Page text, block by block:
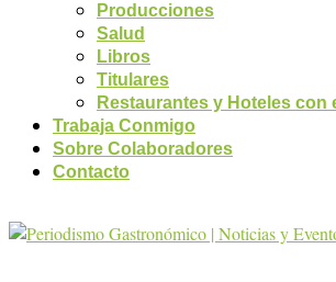
Producciones
Salud
Libros
Titulares
Restaurantes y Hoteles con
Trabaja Conmigo
Sobre Colaboradores
Contacto